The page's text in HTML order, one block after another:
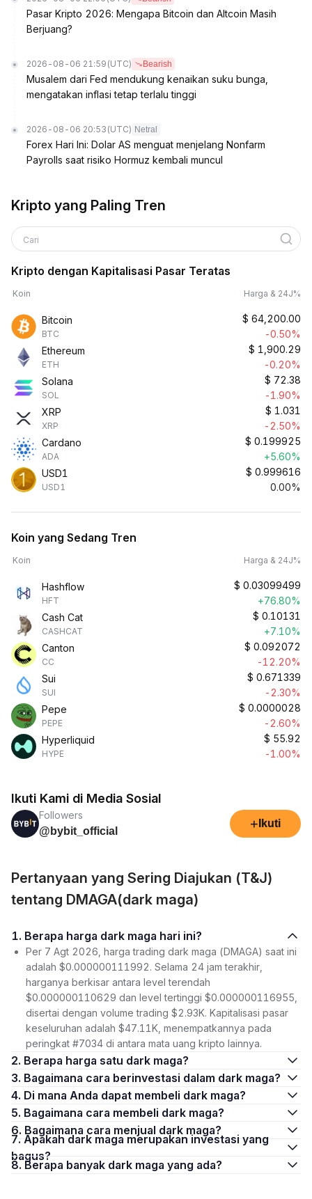
Pasar Kripto 2026: Mengapa Bitcoin dan Altcoin Masih
Berjuang?
2026-08-06 21:59 (UTC) Bearish
Musalem dari Fed mendukung kenaikan suku bunga,
mengatakan inflasi tetap terlalu tinggi
2026-08-06 20:53 (UTC) Netral
Forex Hari Ini: Dolar AS menguat menjelang Nonfarm
Payrolls saat risiko Hormuz kembali muncul
Kripto yang Paling Tren
Cari
Kripto dengan Kapitalisasi Pasar Teratas
Koin Harga & 24J%
Bitcoin
BTC
$ 64,200.00
-0.50%
Ethereum
ETH
$ 1,900.29
-0.20%
Solana
SOL
$ 72.38
-1.90%
XRP
XRP
$ 1.031
-2.50%
Cardano
ADA
$ 0.199925
+5.60%
USD1
USD1
$ 0.999616
0.00%
Koin yang Sedang Tren
Koin Harga & 24J%
Hashflow
HFT
$ 0.03099499
+76.80%
Cash Cat
CASHCAT
$ 0.10131
+7.10%
Canton
CC
$ 0.092072
-12.20%
Sui
SUI
$ 0.671339
-2.30%
Pepe
PEPE
$ 0.0000028
-2.60%
Hyperliquid
HYPE
$ 55.92
-1.00%
Ikuti Kami di Media Sosial
Followers
@bybit_official
+ Ikuti
Pertanyaan yang Sering Diajukan (T&J)
tentang DMAGA(dark maga)
1. Berapa harga dark maga hari ini?
Per 7 Agt 2026, harga trading dark maga (DMAGA) saat ini
adalah $0.000000111992. Selama 24 jam terakhir,
harganya berkisar antara level terendah
$0.000000110629 dan level tertinggi $0.000000116955,
disertai dengan volume trading $2.93K. Kapitalisasi pasar
keseluruhan adalah $47.11K, menempatkannya pada
peringkat #7034 di antara mata uang kripto lainnya.
2. Berapa harga satu dark maga?
3. Bagaimana cara berinvestasi dalam dark maga?
4. Di mana Anda dapat membeli dark maga?
5. Bagaimana cara membeli dark maga?
6. Bagaimana cara menjual dark maga?
7. Apakah dark maga merupakan investasi yang
bagus?
8. Berapa banyak dark maga yang ada?